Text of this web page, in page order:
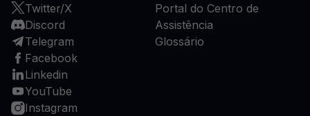
Twitter/X
Discord
Telegram
Facebook
Linkedin
YouTube
Instagram
Portal do Centro de
Assistência
Glossário